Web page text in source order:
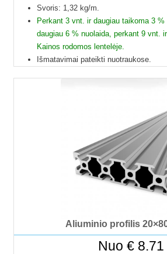
Svoris: 1,32 kg/m.
Perkant 3 vnt. ir daugiau taikoma 3
daugiau 6 % nuolaida, perkant 9 vnt.
Kainos rodomos lentelėje.
Išmatavimai pateikti nuotraukose.
Profilių Ilgis gali būti su 1 mm
Dėl klausimų ir užsakymų kitokių ilgių
Kad matytumėte kainą pasirinkite
Aliuminio profilis
Nuo €8.71